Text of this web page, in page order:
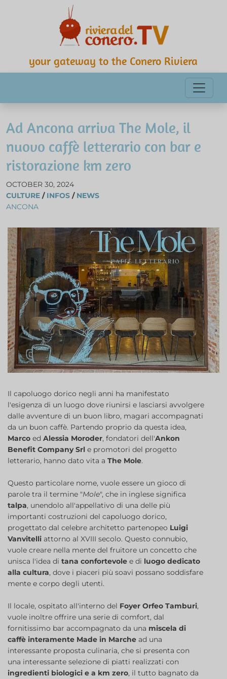
your gateway to the Conero Riviera
Ad Ancona arriva The Mole, il
nuovo caffè letterario con bar e
ristorazione km zero
OCTOBER 30, 2024
CULTURE / INFOS / NEWS
ANCONA
Il capoluogo dorico negli anni ha manifestato
l'esigenza di un luogo dove riunirsi e lasciarsi avvolgere
dalle avventure di un buon libro, magari accompagnati
da un buon caffè. Partendo proprio da questa idea,
Marco ed Alessia Moroder, fondatori dell'Ankon
Benefit Company Srl e promotori del progetto
letterario, hanno dato vita a The Mole.
Questo particolare nome, vuole essere un gioco di
parole tra il termine "Mole", che in inglese significa
talpa, unendolo all'appellativo di una delle più
importanti costruzioni del capoluogo dorico,
progettato dal celebre architetto partenopeo Luigi
Vanvitelli attorno al XVIII secolo. Questo connubio,
vuole creare nella mente del fruitore un concetto che
unisca l'idea di tana confortevole e di luogo dedicato
alla cultura, dove i piaceri più soavi possano soddisfare
mente e corpo degli utenti.
Il locale, ospitato all'interno del Foyer Orfeo Tamburi,
vuole inoltre offrire una serie di comfort, dal
fornitissimo bar accompagnato da una miscela di
caffè interamente Made in Marche ad una
interessante proposta culinaria, che si presenta con
una interessante selezione di piatti realizzati con
ingredienti biologici e a km zero, il tutto bagnato da